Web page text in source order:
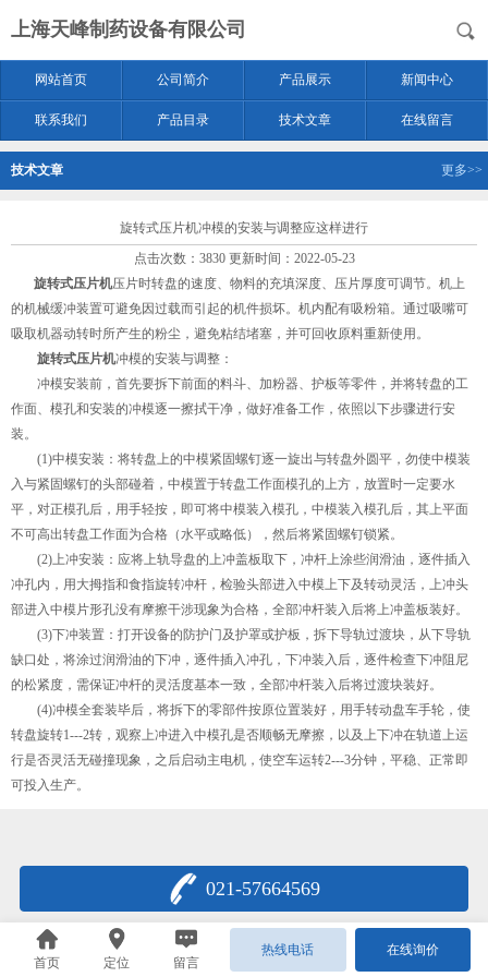
上海天峰制药设备有限公司
网站首页 公司简介 产品展示 新闻中心
联系我们 产品目录 技术文章 在线留言
技术文章 更多>>
旋转式压片机冲模的安装与调整应这样进行
点击次数：3830 更新时间：2022-05-23
旋转式压片机压片时转盘的速度、物料的充填深度、压片厚度可调节。机上
的机械缓冲装置可避免因过载而引起的机件损坏。机内配有吸粉箱。通过吸嘴可
吸取机器动转时所产生的粉尘，避免粘结堵塞，并可回收原料重新使用。
旋转式压片机冲模的安装与调整：
冲模安装前，首先要拆下前面的料斗、加粉器、护板等零件，并将转盘的工
作面、模孔和安装的冲模逐一擦拭干净，做好准备工作，依照以下步骤进行安
装。
(1)中模安装：将转盘上的中模紧固螺钉逐一旋出与转盘外圆平，勿使中模装
入与紧固螺钉的头部碰着，中模置于转盘工作面模孔的上方，放置时一定要水
平，对正模孔后，用手轻按，即可将中模装入模孔，中模装入模孔后，其上平面
不可高出转盘工作面为合格（水平或略低），然后将紧固螺钉锁紧。
(2)上冲安装：应将上轨导盘的上冲盖板取下，冲杆上涂些润滑油，逐件插入
冲孔内，用大拇指和食指旋转冲杆，检验头部进入中模上下及转动灵活，上冲头
部进入中模片形孔没有摩擦干涉现象为合格，全部冲杆装入后将上冲盖板装好。
(3)下冲装置：打开设备的防护门及护罩或护板，拆下导轨过渡块，从下导轨
缺口处，将涂过润滑油的下冲，逐件插入冲孔，下冲装入后，逐件检查下冲阻尼
的松紧度，需保证冲杆的灵活度基本一致，全部冲杆装入后将过渡块装好。
(4)冲模全套装毕后，将拆下的零部件按原位置装好，用手转动盘车手轮，使
转盘旋转1---2转，观察上冲进入中模孔是否顺畅无摩擦，以及上下冲在轨道上运
行是否灵活无碰撞现象，之后启动主电机，使空车运转2---3分钟，平稳、正常即
可投入生产。
021-57664569
首页 定位 留言
热线电话 在线询价